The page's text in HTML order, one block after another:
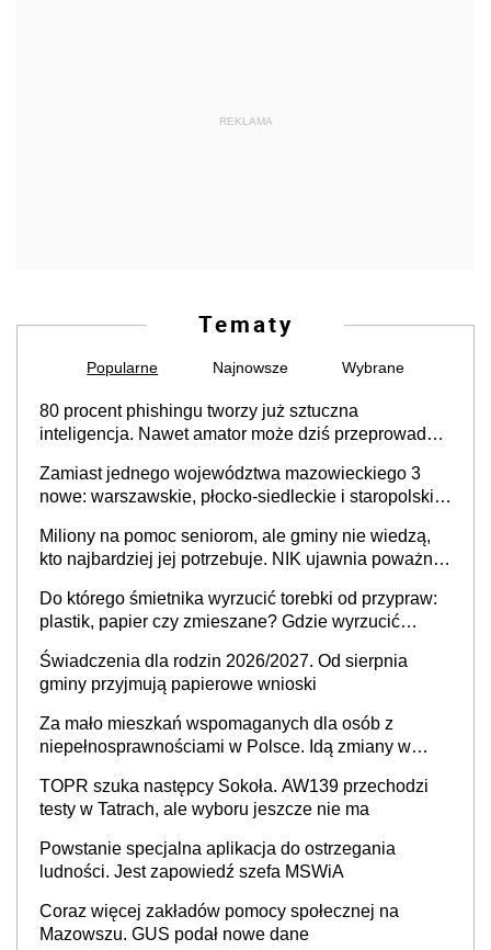
REKLAMA
Tematy
Popularne Najnowsze Wybrane
80 procent phishingu tworzy już sztuczna
inteligencja. Nawet amator może dziś przeprowadzić
Zamiast jednego województwa mazowieckiego 3
nowe: warszawskie, płocko-siedleckie i staropolskie.
stołecznych
Miliony na pomoc seniorom, ale gminy nie wiedzą,
kto najbardziej jej potrzebuje. NIK ujawnia poważną
Do którego śmietnika wyrzucić torebki od przypraw:
plastik, papier czy zmieszane? Gdzie wyrzucić
Świadczenia dla rodzin 2026/2027. Od sierpnia
gminy przyjmują papierowe wnioski
Za mało mieszkań wspomaganych dla osób z
niepełnosprawnościami w Polsce. Idą zmiany w
TOPR szuka następcy Sokoła. AW139 przechodzi
testy w Tatrach, ale wyboru jeszcze nie ma
Powstanie specjalna aplikacja do ostrzegania
ludności. Jest zapowiedź szefa MSWiA
Coraz więcej zakładów pomocy społecznej na
Mazowszu. GUS podał nowe dane